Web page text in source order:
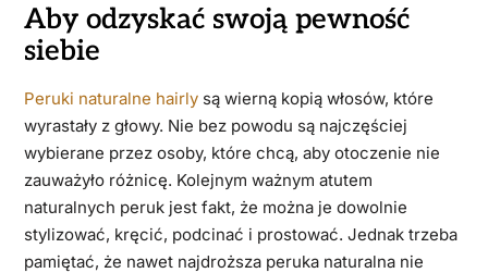
Aby odzyskać swoją pewność
siebie
Peruki naturalne hairlysą wierną kopią włosów, które
wyrastały z głowy. Nie bez powodu są najczęściej
wybierane przez osoby, które chcą, aby otoczenie nie
zauważyło różnicę. Kolejnym ważnym atutem
naturalnych peruk jest fakt, że można je dowolnie
stylizować, kręcić, podcinać i prostować. Jednak trzeba
pamiętać, że nawet najdroższa peruka naturalna nie